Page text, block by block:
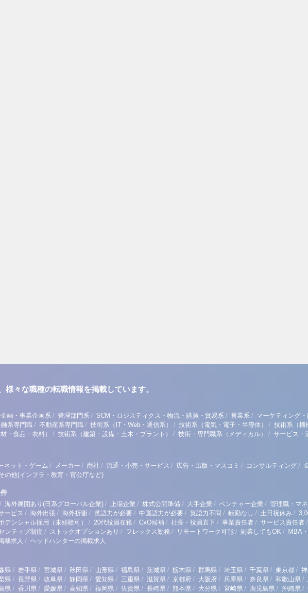
様々な職種の転職情報を掲載しています。
画・事業企画系 / 管理部門系 / SCM・ロジスティクス・物流・購買・貿易系 / 営業系 / マーケティング
系専門職 / 不動産系専門職 / 技術系（IT・Web・通信系） / 技術系（電気・電子・半導体） / 技術系（機
・食品・衣料）
/ 技術系（建築・設備・土木・プラント） / 技術・専門職系（メディカル） / サービス・
ネット・ゲーム / メーカー / 商社 / 流通・小売・サービス / 広告・出版・マスコミ / コンサルティング /
の他(インフラ・教育・官公庁など)
/ 海外展開あり(日系グローバル企業) / 上場企業 / 株式公開準備 / 大手企業 / ベンチャー企業 / 管理職・マ
ービス / 海外出張 / 海外折衝 / 英語力が必要 / 中国語力が必要 / 英語力不問 / 転勤なし / 土日祝休み /
テンシャル採用（未経験可） / 20代役員在籍 / CxO候補 / 社長・役員直下 / 事業責任者 / サービス責任者 /
ンティブ制度/ ストックオプションあり / フレックス勤務 / リモートワーク可能 / 副業してもOK / MBA
載求人 / ヘッドハンターの掲載求人
県 / 岩手県 / 宮城県 / 秋田県 / 山形県 / 福島県 / 茨城県 / 栃木県 / 群馬県 / 埼玉県 / 千葉県 / 東京都 /
県 / 長野県 / 岐阜県 / 静岡県 / 愛知県 / 三重県 / 滋賀県 / 京都府 / 大阪府 / 兵庫県 / 奈良県 / 和歌山県 /
県 / 香川県 / 愛媛県 / 高知県 / 福岡県 / 佐賀県 / 長崎県 / 熊本県 / 大分県 / 宮崎県 / 鹿児島県 / 沖縄県 /